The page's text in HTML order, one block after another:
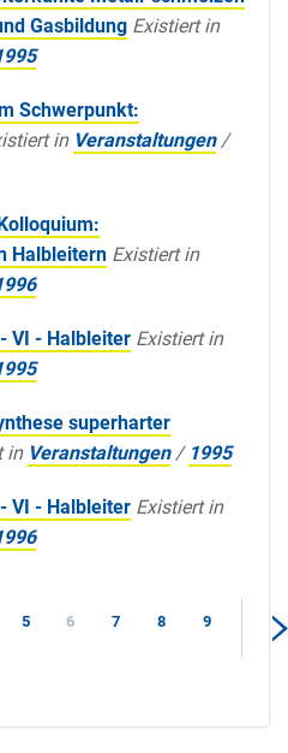
Gasbildung Existiert in
Schwerpunkt:
in Veranstaltungen /
Halbleitern Existiert in
VI - Halbleiter Existiert in
superharter
in Veranstaltungen / 1995
VI - Halbleiter Existiert in
5 6 7 8 9